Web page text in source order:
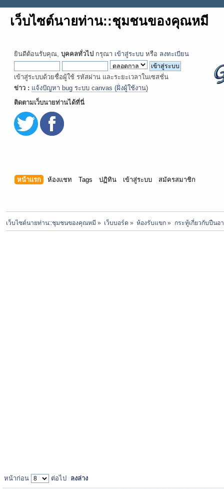
เว็บไซต์นายท่าน::ชุมชนของคุณหมี
ยินดีต้อนรับคุณ, บุคคลทั่วไป กรุณา เข้าสู่ระบบ หรือ ลงทะเบียน
เข้าสู่ระบบด้วยชื่อผู้ใช้ รหัสผ่าน และระยะเวลาในเซสชั่น
ข่าว : แจ้งปัญหา bug ระบบ canvas (ฝั่งผู้ใช้งาน)
ติดตามเว็บนายท่านได้ที่นี่
หน้าแรก ห้องแชท Tags ปฏิทิน เข้าสู่ระบบ สมัครสมาชิก
เว็บไซต์นายท่าน::ชุมชนของคุณหมี » เว็บบอร์ด » ห้องรับแขก » กระทู้เกี่ยวกับปืนอ
หน้าก่อน ต่อไป ลงล่าง